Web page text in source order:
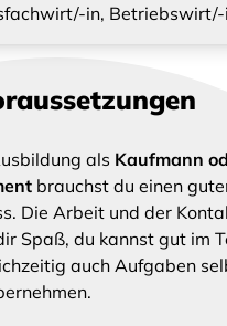
in,
als Kaufmann
brauchst du einen
Die Arbeit und der
Spaß, du kannst gut im
auch Aufgaben